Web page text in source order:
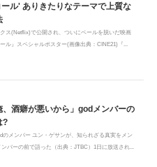
ル' ありきたりなテーマで上質な
ス(Netflix)で公開され、ついにベールを脱いだ映画
ル』スペシャルポスター(画像出典：CINE21)『...
酒癖が悪いから」godメンバーの
?
のメンバー ユン・ゲサンが、知られざる真実をメン
バーの前で語った（出典：JTBC）1日に放送され...